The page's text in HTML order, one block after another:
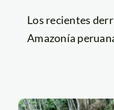
Los recientes
Amazonía